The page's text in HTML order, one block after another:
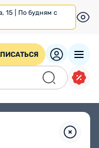
15 | По будням с